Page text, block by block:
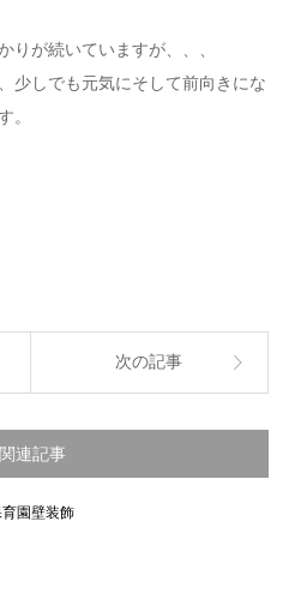
りが続いていますが、、、
少しでも元気にそして前向きにな
。
次の記事
関連記事
園壁装飾